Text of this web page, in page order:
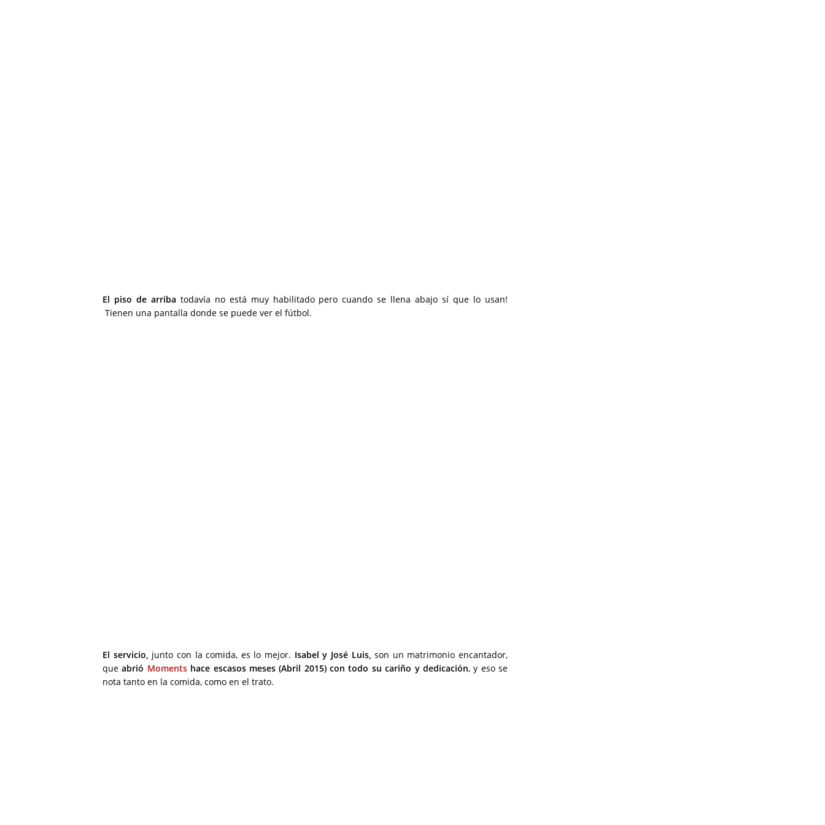
El piso de arriba todavía no está muy habilitado pero cuando se llena abajo sí que lo usan!
Tienen una pantalla donde se puede ver el fútbol.
El servicio, junto con la comida, es lo mejor. Isabel y José Luis, son un matrimonio encantador,
queabrió Momentshace escasos meses (Abril 2015) con todo su cariño y dedicación, y eso se
nota tanto en la comida, como en el trato.